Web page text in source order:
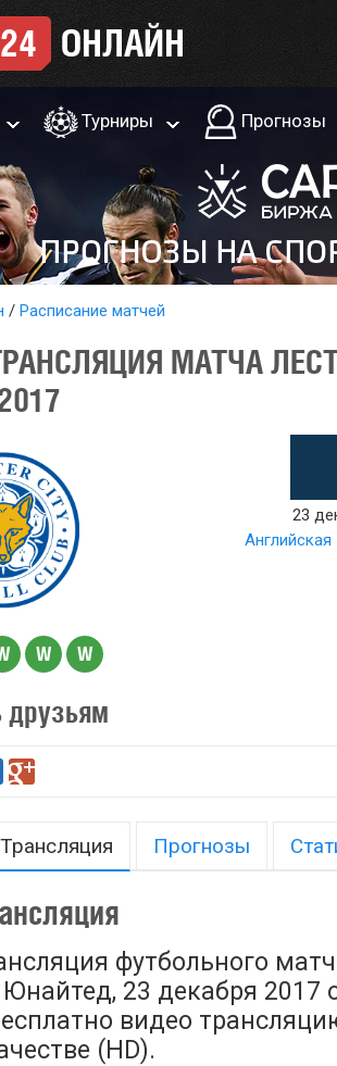
Турниры Прогнозы
Расписание матчей
МАТЧА
W W
23
друзьям
Трансляция Прогнозы
футбольного
23 декабря 2017
видео
(HD).